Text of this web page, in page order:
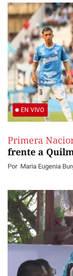
EN VIVO
Primera
frente a
Por Maria Eugenia